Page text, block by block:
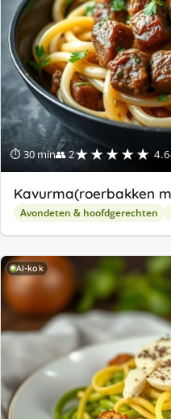
⏱ 30 min👥 2★★★★★
Kavurma(roerbakken
Avondeten & hoofdgerechten
AI-kok